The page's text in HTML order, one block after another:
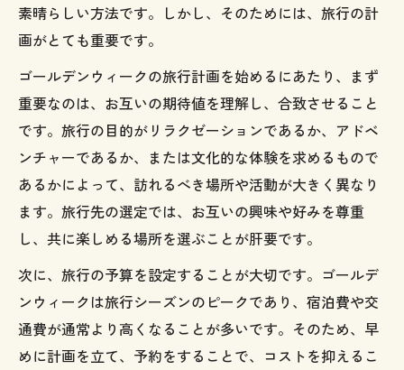
素晴らしい方法です。しかし、そのためには、旅行の計
画がとても重要です。
ゴールデンウィークの旅行計画を始めるにあたり、まず
重要なのは、お互いの期待値を理解し、合致させること
です。旅行の目的がリラクゼーションであるか、アドベ
ンチャーであるか、または文化的な体験を求めるもので
あるかによって、訪れるべき場所や活動が大きく異なり
ます。旅行先の選定では、お互いの興味や好みを尊重
し、共に楽しめる場所を選ぶことが肝要です。
次に、旅行の予算を設定することが大切です。ゴールデ
ンウィークは旅行シーズンのピークであり、宿泊費や交
通費が通常より高くなることが多いです。そのため、早
めに計画を立て、予約をすることで、コストを抑えるこ